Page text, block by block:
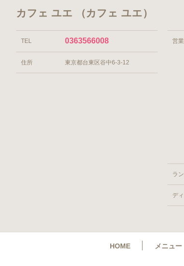
カフェ ユエ （カフェ ユエ）
TEL 0363566008
住所 東京都台東区谷中6-3-12
営
ラ
デ
HOME メニュー